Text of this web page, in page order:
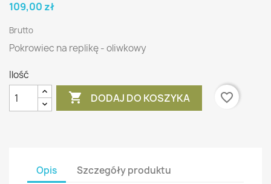
109,00 zł
Brutto
Pokrowiec na replikę - oliwkowy
Ilość
 DODAJ DO KOSZYKA favorite_border
Opis Szczegóły produktu